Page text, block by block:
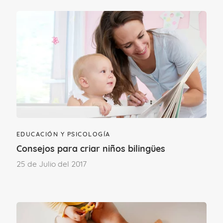
Hacia los 7 u 8 meses empieza la risa de
satisfacción como respuesta a un estado
anímico alegre y placentero y conformen
pasen los meses irá entendiendo nuevas
bromas que le harán reírse a carcajadas.
EDUCACIÓN Y PSICOLOGÍA
Consejos para criar niños bilingües
25 de Julio del 2017